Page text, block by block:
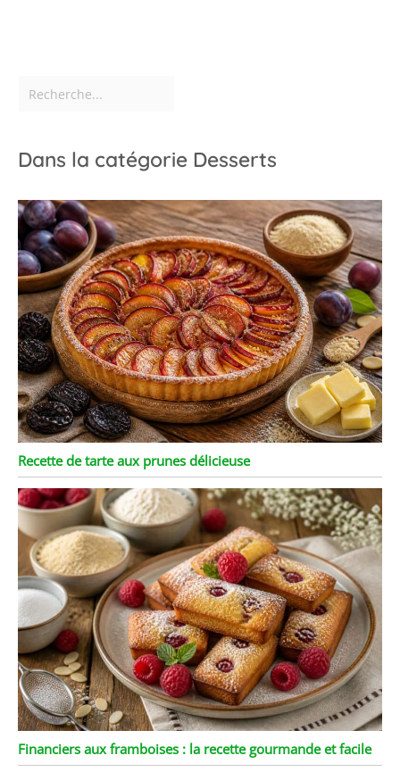
Dans la catégorie Desserts
Recette de tarte aux prunes délicieuse
Financiers aux framboises : la recette gourmande et facile